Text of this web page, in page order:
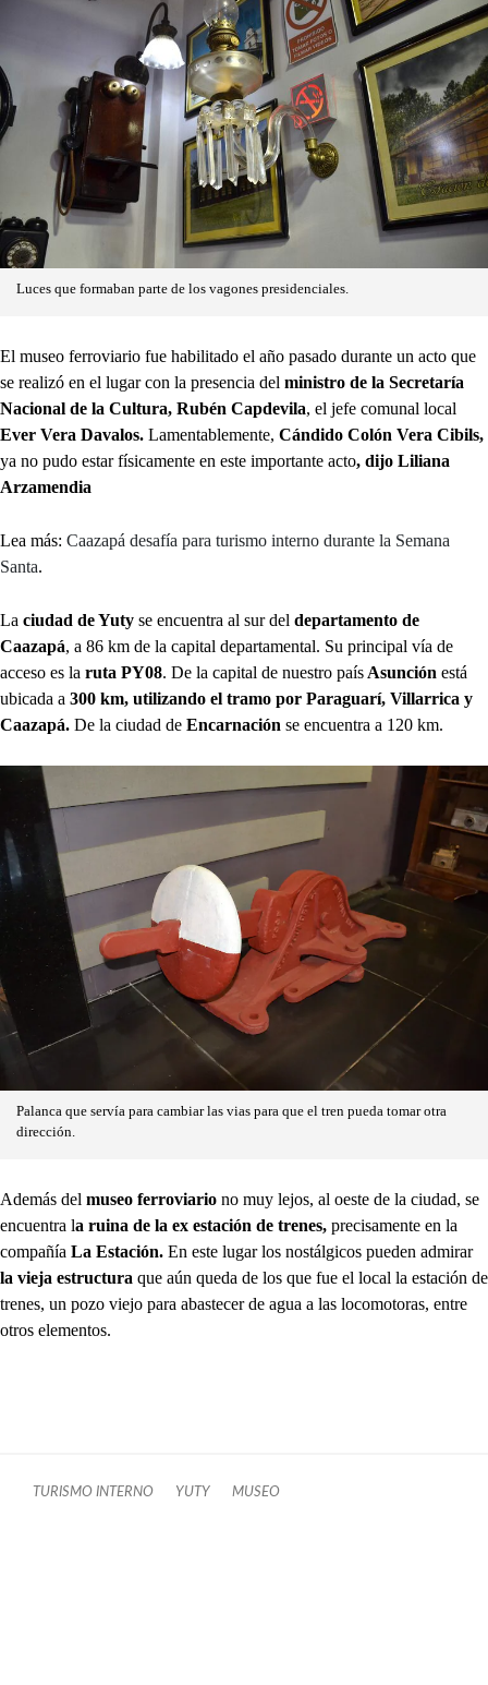
Luces que formaban parte de los vagones presidenciales.
El museo ferroviario fue habilitado el año pasado durante un acto que
se realizó en el lugar con la presencia del ministro de la Secretaría
Nacional de la Cultura, Rubén Capdevila, el jefe comunal local
Ever Vera Davalos. Lamentablemente, Cándido Colón Vera Cibils,
ya no pudo estar físicamente en este importante acto, dijo Liliana
Arzamendia
Lea más: Caazapá desafía para turismo interno durante la Semana
Santa.
La ciudad de Yuty se encuentra al sur del departamento de
Caazapá, a 86 km de la capital departamental. Su principal vía de
acceso es la ruta PY08. De la capital de nuestro país Asunción está
ubicada a 300 km, utilizando el tramo por Paraguarí, Villarrica y
Caazapá. De la ciudad de Encarnación se encuentra a 120 km.
Palanca que servía para cambiar las vias para que el tren pueda tomar otra
dirección.
Además del museo ferroviario no muy lejos, al oeste de la ciudad, se
encuentra la ruina de la ex estación de trenes, precisamente en la
compañía La Estación. En este lugar los nostálgicos pueden admirar
la vieja estructura que aún queda de los que fue el local la estación de
trenes, un pozo viejo para abastecer de agua a las locomotoras, entre
otros elementos.
TURISMO INTERNO YUTY MUSEO